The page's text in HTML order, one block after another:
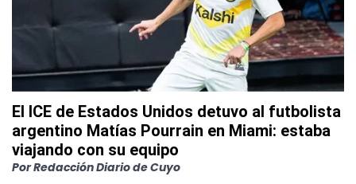
El ICE de Estados Unidos detuvo al futbolista
argentino Matías Pourrain en Miami: estaba
viajando con su equipo
PorRedacción Diario de Cuyo